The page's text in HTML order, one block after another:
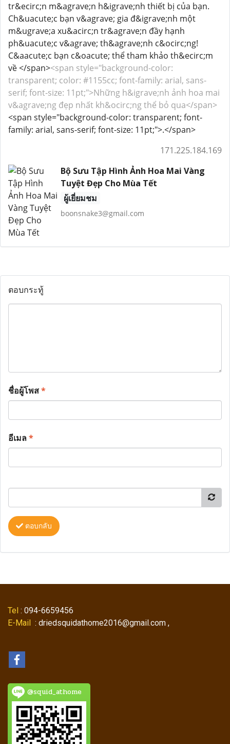
tr&ecirc;n m&agrave;n h&igrave;nh thiết bị của bạn.
Ch&uacute;c bạn v&agrave; gia đ&igrave;nh một
m&ugrave;a xu&acirc;n tr&agrave;n đầy hạnh
ph&uacute;c v&agrave; th&agrave;nh c&ocirc;ng!
C&aacute;c bạn c&oacute; thể tham khảo th&ecirc;m
về </span><span style="background-color:
transparent; color: #1155cc; font-family: arial, sans-
serif; font-size: 11pt;">Những h&igrave;nh ảnh hoa mai
v&agrave;ng đẹp nhất kh&ocirc;ng thể bỏ qua</span>
<span style="background-color: transparent; font-
family: arial, sans-serif; font-size: 11pt;">.</span>
171.225.184.169
Bộ Sưu Tập Hình Ảnh Hoa Mai Vàng
Tuyệt Đẹp Cho Mùa Tết
ผู้เยี่ยมชม
boonsnake3@gmail.com
ตอบกระทู้
ชื่อผู้โพส*
อีเมล*
ตอบกลับ
Tel : 094-6659456
E-Mail : driedsquidathome2016@gmail.com ,
@squid_athome